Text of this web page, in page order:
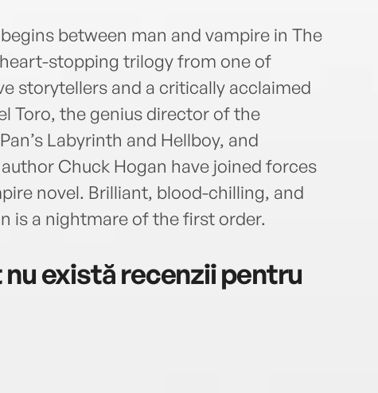
between man and vampire in The
stopping trilogy from one of
storytellers and a critically acclaimed
Toro, the genius director of the
Labyrinth and Hellboy, and
Chuck Hogan have joined forces
novel. Brilliant, blood-chilling, and
is a nightmare of the first order.
există recenzii pentru